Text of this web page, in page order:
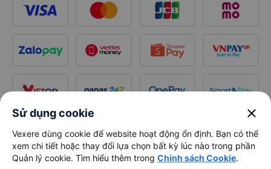
Sử dụng cookie close
Vexere dùng cookie để website hoạt động ổn định. Bạn có thể
xem chi tiết hoặc thay đổi lựa chọn bất kỳ lúc nào trong phần
Quản lý cookie. Tìm hiểu thêm trong Chính sách Cookie.